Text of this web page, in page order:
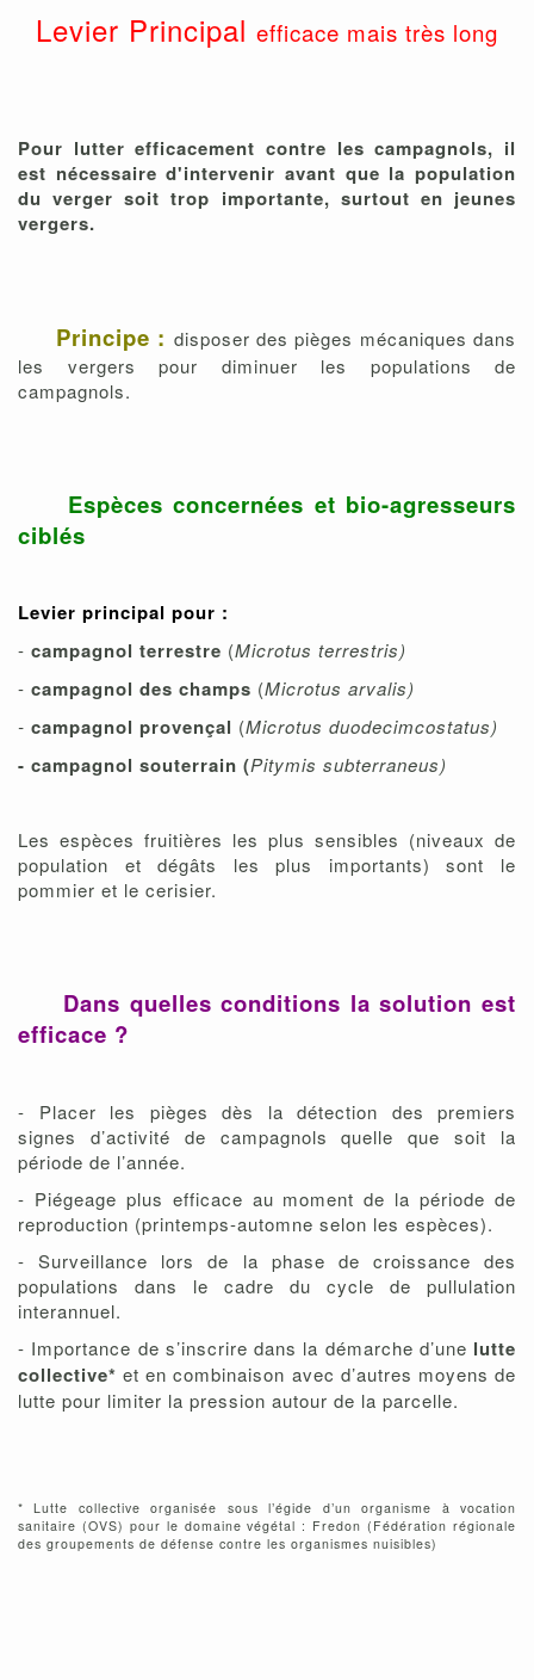
Levier Principal efficace mais très long
Pour lutter efficacement contre les campagnols, il
est nécessaire d'intervenir avant que la population
du verger soit trop importante, surtout en jeunes
vergers.
Principe : disposer des pièges mécaniques dans
les vergers pour diminuer les populations de
campagnols.
Espèces concernées et bio-agresseurs
ciblés
Levier principal pour :
- campagnol terrestre (Microtus terrestris)
- campagnol des champs (Microtus arvalis)
- campagnol provençal (Microtus duodecimcostatus)
- campagnol souterrain (Pitymis subterraneus)
Les espèces fruitières les plus sensibles (niveaux de
population et dégâts les plus importants) sont le
pommier et le cerisier.
Dans quelles conditions la solution est
efficace ?
- Placer les pièges dès la détection des premiers
signes d’activité de campagnols quelle que soit la
période de l’année.
- Piégeage plus efficace au moment de la période de
reproduction (printemps-automne selon les espèces).
- Surveillance lors de la phase de croissance des
populations dans le cadre du cycle de pullulation
interannuel.
- Importance de s’inscrire dans la démarche d’une lutte
collective* et en combinaison avec d’autres moyens de
lutte pour limiter la pression autour de la parcelle.
* Lutte collective organisée sous l’égide d’un organisme à vocation
sanitaire (OVS) pour le domaine végétal : Fredon (Fédération régionale
des groupements de défense contre les organismes nuisibles)